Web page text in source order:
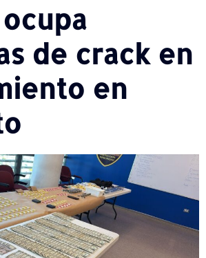
de crack en
en